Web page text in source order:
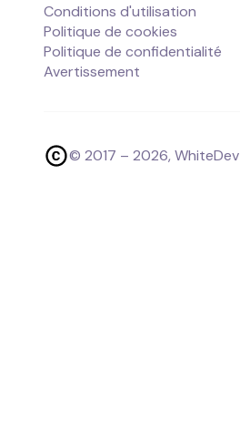
Conditions d'utilisation
Politique de cookies
Politique de confidentialité
Avertissement
© 2017 – 2026, WhiteDev